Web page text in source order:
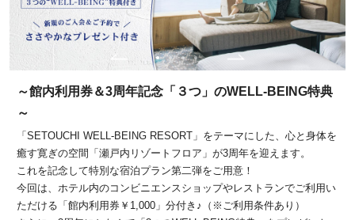
～館内利用券＆3周年記念「３つ」のWELL-BEING特典
～
「SETOUCHI WELL-BEING RESORT」をテーマにした、心と身体を
癒す寛ぎの空間「瀬戸内リゾートフロア」が3周年を迎えます。
これを記念して特別な宿泊プラン第二弾をご用意！
今回は、ホテル内のコンビニエンスショップやレストランでご利用い
ただける「館内利用券￥1,000」分付き♪（※ご利用条件あり）